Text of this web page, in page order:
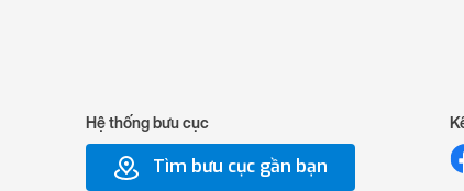
Hệ thống bưu cục
Tìm bưu cục gần bạn